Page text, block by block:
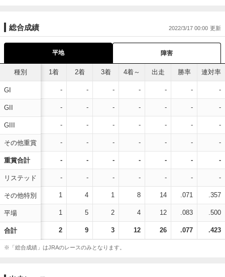
総合成績 2022/3/17 00:00
平地 障害
種別
GI
GII
GIII
その他重賞
重賞合計
リステッド
その他特別
平場
合計
1着 2着 3着 4着～ 出走 勝率 連対率
- - - - - - -
- - - - - - -
- - - - - - -
- - - - - - -
- - - - - - -
- - - - - - -
1 4 1 8 14 .071 .357
1 5 2 4 12 .083 .500
2 9 3 12 26 .077 .423
※「総合成績」はJRAのレースのみとなります。